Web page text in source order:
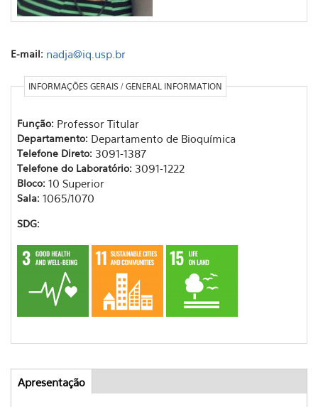
E-mail: nadja@iq.usp.br
INFORMAÇÕES GERAIS / GENERAL INFORMATION
Função: Professor Titular
Departamento: Departamento de Bioquímica
Telefone Direto: 3091-1387
Telefone do Laboratório: 3091-1222
Bloco: 10 Superior
Sala: 1065/1070
SDG:
Abas
Apresentação
ativa)